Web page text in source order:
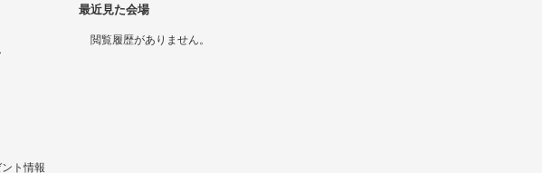
ト情報
最近見た会場
閲覧履歴がありません。